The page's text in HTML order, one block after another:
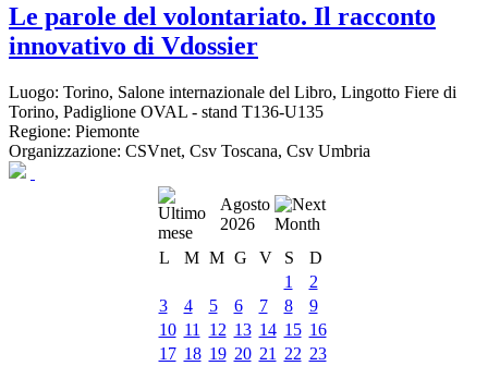
Le parole del volontariato. Il racconto
innovativo di Vdossier
Luogo: Torino, Salone internazionale del Libro, Lingotto Fiere di
Torino, Padiglione OVAL - stand T136-U135
Regione: Piemonte
Organizzazione: CSVnet, Csv Toscana, Csv Umbria
Agosto
2026
L
M M G V S
D
1
2
3
4 5 6 7 8
9
10 11 12 13 14 15 16
17 18 19 20 21 22 23